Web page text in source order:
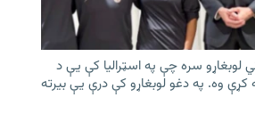
لوبغاړو سره چې په اسټرالیا کې يې د
وه. په دغو لوبغاړو کې درې يې بیرته